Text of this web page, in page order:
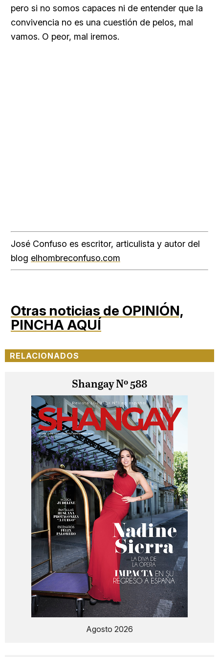
pero si no somos capaces ni de entender que la
convivencia no es una cuestión de pelos, mal
vamos. O peor, mal iremos.
José Confuso es escritor, articulista y autor del
blog elhombreconfuso.com
Otras noticias de OPINIÓN,
PINCHA AQUÍ
RELACIONADOS
Shangay Nº 588
Agosto 2026